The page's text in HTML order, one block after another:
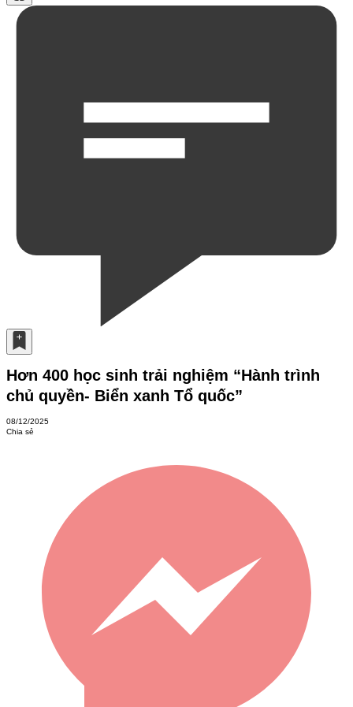
Hơn 400 học sinh trải nghiệm “Hành trình
chủ quyền- Biển xanh Tổ quốc”
08/12/2025
Chia sẻ